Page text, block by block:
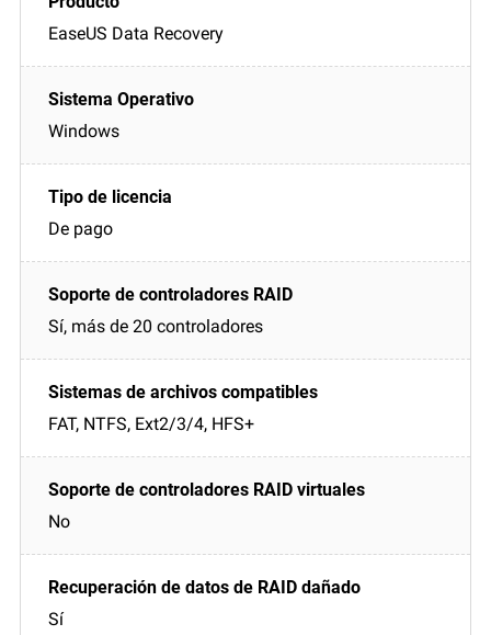
EaseUS Data Recovery
Windows
De pago
Sí, más de 20 controladores
FAT, NTFS, Ext2/3/4, HFS+
No
Sí